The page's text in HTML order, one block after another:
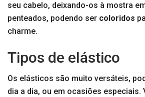
seu cabelo, deixando-os à mostra
penteados, podendo ser coloridos
charme.
Tipos de elástico
Os elásticos são muito versáteis,
dia a dia, ou em ocasiões especiais.